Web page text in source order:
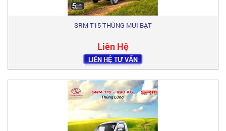
SRM T15 THÙNG MUI BẠT
Liên Hệ
LIÊN HỆ TƯ VẤN